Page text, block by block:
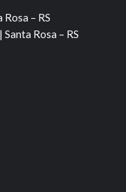
– RS
Rosa – RS